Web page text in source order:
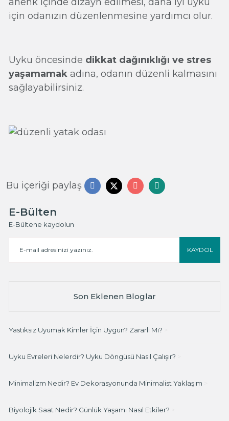
için odanızın düzenlenmesine yardımcı olur.
Uyku öncesinde dikkat dağınıklığı ve stres
yaşamamak adına, odanın düzenli kalmasını
sağlayabilirsiniz.
Bu içeriği paylaş
E-Bülten
E-Bültene kaydolun
KAYDOL
Son Eklenen Bloglar
Yastıksız Uyumak Kimler İçin Uygun? Zararlı Mı?
Uyku Evreleri Nelerdir? Uyku Döngüsü Nasıl Çalışır?
Minimalizm Nedir? Ev Dekorasyonunda Minimalist Yaklaşım
Biyolojik Saat Nedir? Günlük Yaşamı Nasıl Etkiler?